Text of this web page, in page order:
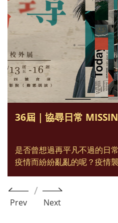
36屆｜協尋日常
是否曾想過再平凡不過的日
疫情而紛紛亂亂的呢？疫情
容，習以為常的實體課程突